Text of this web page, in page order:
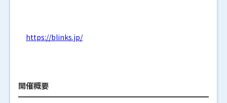
https://blinks.jp/
開催概要